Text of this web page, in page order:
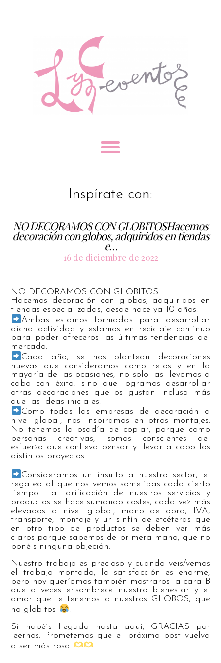
Inspírate con:
NO DECORAMOS CON GLOBITOSHacemos
decoración con globos, adquiridos en tiendas
e…
16 de diciembre de 2022
NO DECORAMOS CON GLOBITOS
Hacemos decoración con globos, adquiridos en
tiendas especializadas, desde hace ya 10 años.
Ambas estamos formadas para desarrollar
dicha actividad y estamos en reciclaje continuo
para poder ofreceros las últimas tendencias del
mercado.
Cada año, se nos plantean decoraciones
nuevas que consideramos como retos y en la
mayoría de las ocasiones, no solo las llevamos a
cabo con éxito, sino que logramos desarrollar
otras decoraciones que os gustan incluso más
que las ideas iniciales.
Como todas las empresas de decoración a
nivel global, nos inspiramos en otros montajes.
No tenemos la osadía de copiar, porque como
personas creativas, somos conscientes del
esfuerzo que conlleva pensar y llevar a cabo los
distintos proyectos.
Consideramos un insulto a nuestro sector, el
regateo al que nos vemos sometidas cada cierto
tiempo. La tarificación de nuestros servicios y
productos se hace sumando costes, cada vez más
elevados a nivel global; mano de obra, IVA,
transporte, montaje y un sinfín de etcéteras que
en otro tipo de productos se deben ver más
claros porque sabemos de primera mano, que no
ponéis ninguna objeción.
Nuestro trabajo es precioso y cuando veis/vemos
el trabajo montado, la satisfacción es enorme,
pero hoy queríamos también mostraros la cara B
que a veces ensombrece nuestro bienestar y el
amor que le tenemos a nuestros GLOBOS, que
no globitos
.
Si habéis llegado hasta aquí, GRACIAS por
leernos. Prometemos que el próximo post vuelva
a ser más rosa